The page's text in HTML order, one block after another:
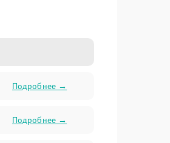
Подробнее →
Подробнее →